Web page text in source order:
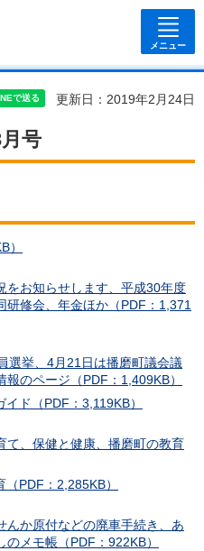
メニュー
更新日：2019年2月24日
号
）
をお知らせします、平成30年度
研修会、年金ほか（PDF：1,371
選挙、4月21日は播磨町議会議
のページ（PDF：1,409KB）
ド（PDF：3,119KB）
て、保健と健康、播磨町の教育
PDF：2,285KB）
んか原付などの廃車手続き、あ
メモ帳（PDF：922KB）